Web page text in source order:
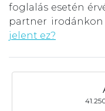
foglalás esetén
partner irodánkon
jelent ez?